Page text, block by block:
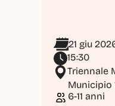
21 giu
15:30
Triennale
Municipio
6-11 anni